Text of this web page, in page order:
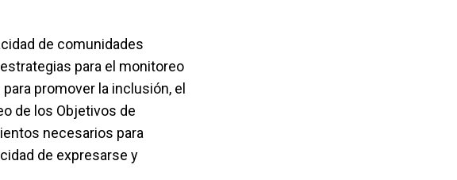
de comunidades
para el monitoreo
promover la inclusión, el
de los Objetivos de
necesarios para
de expresarse y